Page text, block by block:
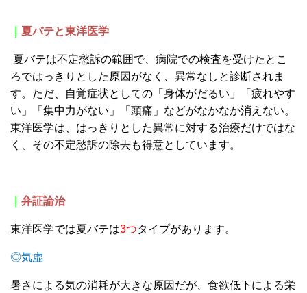
夏バテと東洋医学
夏バテは不定愁訴の範囲で、病院での検査を受けたとこ
ろではっきりとした原因がなく、異常なしと診断されま
す。ただ、自覚症状としての「身体がだるい」「疲れやす
い」「集中力がない」「頭痛」などがなかなか消えない。
東洋医学は、はっきりとした異常に対する治療だけではな
く、その不定愁訴の除去も得意としています。
弁証論治
東洋医学では夏バテは3つタイプがあります。
◎気虚
暑さによる気の消耗が大きな原因だが、食欲低下による栄